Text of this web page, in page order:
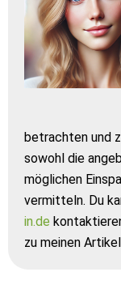
betrachten und
sowohl die
möglichen
vermitteln. Du
in.de
zu meinen